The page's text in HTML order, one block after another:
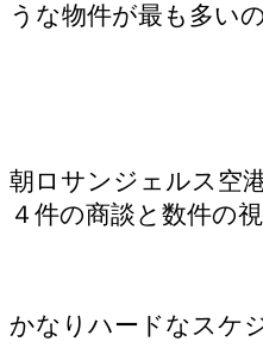
うな物件が最も多い
朝ロサンジェルス空
４件の商談と数件の視
かなりハードなスケ